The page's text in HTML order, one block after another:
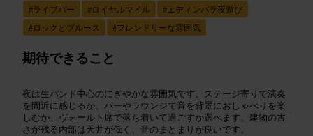
#ライブバー #ロイヤルマイル #エディンバラ夜遊び
#ロックとブルース #フレンドリーな雰囲気
期待できること
夜は生バンド中心のにぎやかな雰囲気です。ステージ寄りで演奏
を間近に感じるか、バーやラウンジで音を背景におしゃべりを楽
しむか、ヴォールト席で落ち着いて過ごすか選べます。建物の古
さが残る内部は天井が低く、音のまとまりが良いです。